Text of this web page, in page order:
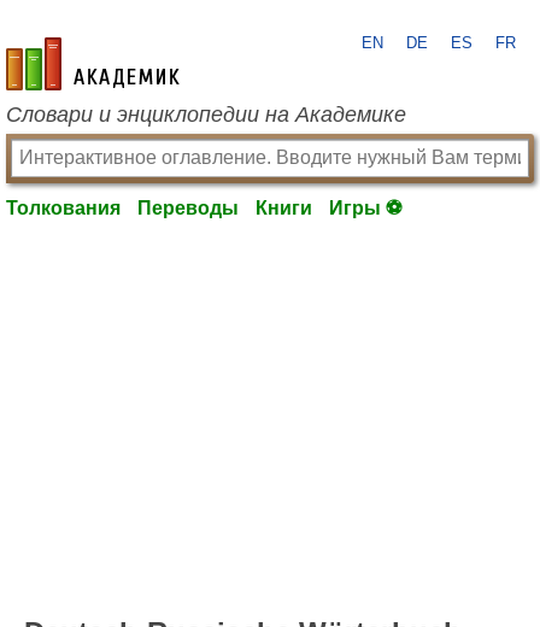
academic.ru
EN DE ES FR
Словари и энциклопедии на Академике
Толкования Переводы Книги Игры ⚽